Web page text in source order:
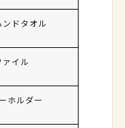
ンドタオル
イル
ホルダー